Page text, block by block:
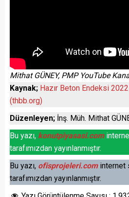
Mithat GÜNEY, PMP YouTube
Kaynak; Hazır Beton Endeksi
(thbb.org)
Düzenleyen; İnş. Müh. Mithat
Bu yazı, konutpiyasasi.com
tarafımızdan yayınlanmıştır.
Bu yazı, ofisprojeleri.cominternet
tarafımızdan yayınlanmıştır.